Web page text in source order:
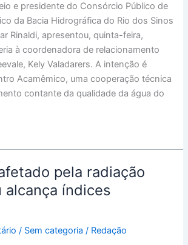
e presidente do Consórcio Público de
da Bacia Hidrográfica do Rio dos Sinos
Rinaldi, apresentou, quinta-feira,
à coordenadora de relacionamento
Kely Valadarers. A intenção é
Acamêmico, uma cooperação técnica
contante da qualidade da água do
pela radiação
alcança índices
/ Sem categoria / Redação